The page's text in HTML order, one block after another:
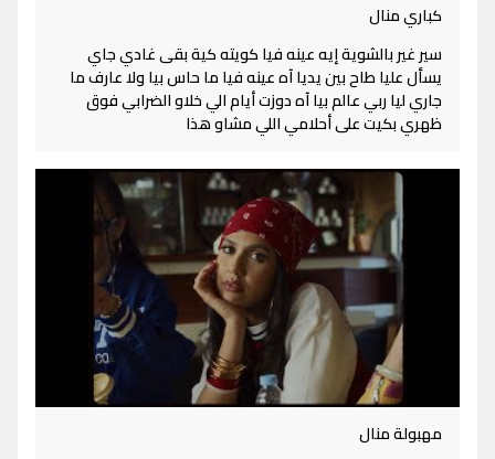
كباري منال
سير غير بالشوية إيه عينه فيا كويته كية بقى غادي جاي
يسأل عليا طاح بين يديا آه عينه فيا ما حاس بيا ولا عارف ما
جاري ليا ربي عالم بيا آه دوزت أيام الي خلاو الضرابي فوق
ظهري بكيت على أحلامي اللي مشاو هذا
مهبولة منال